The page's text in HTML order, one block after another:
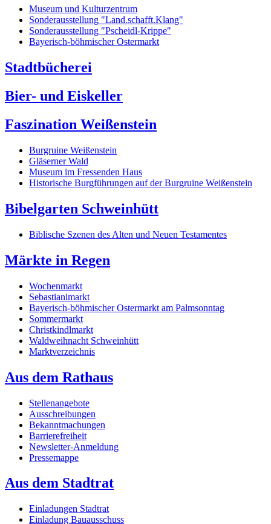
Museum und Kulturzentrum
Sonderausstellung "Land.schafft.Klang"
Sonderausstellung "Pscheidl-Krippe"
Bayerisch-böhmischer Ostermarkt
Stadtbücherei
Bier- und Eiskeller
Faszination Weißenstein
Burgruine Weißenstein
Gläserner Wald
Museum im Fressenden Haus
Historische Burgführungen auf der Burgruine Weißenstein
Bibelgarten Schweinhütt
Biblische Szenen des Alten und Neuen Testamentes
Märkte in Regen
Wochenmarkt
Sebastianimarkt
Bayerisch-böhmischer Ostermarkt am Palmsonntag
Sommermarkt
Christkindlmarkt
Waldweihnacht Schweinhütt
Marktverzeichnis
Aus dem Rathaus
Stellenangebote
Ausschreibungen
Bekanntmachungen
Barrierefreiheit
Newsletter-Anmeldung
Pressemappe
Aus dem Stadtrat
Einladungen Stadtrat
Einladung Bauausschuss